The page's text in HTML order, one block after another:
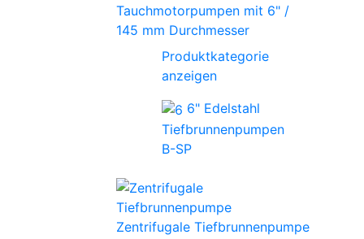
Tauchmotorpumpen mit 6" /
145 mm Durchmesser
Produktkategorie
anzeigen
6" Edelstahl
Tiefbrunnenpumpen
B-SP
Zentrifugale Tiefbrunnenpumpe